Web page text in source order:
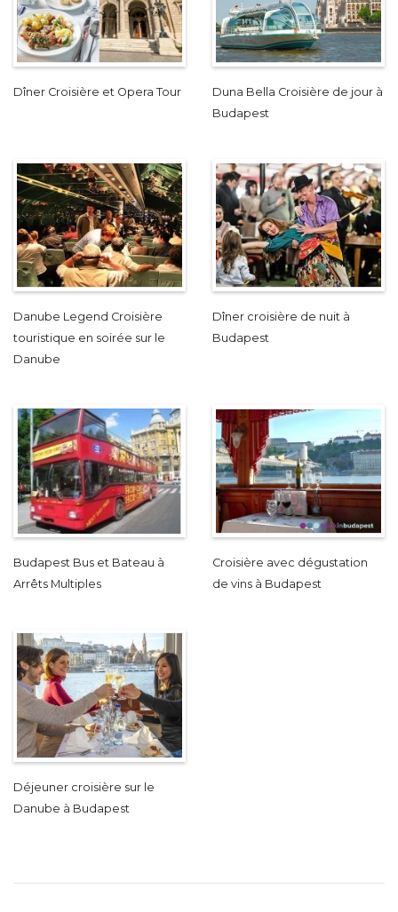
Dîner Croisière et Opera Tour
Duna Bella Croisière de jour à
Budapest
Danube Legend Croisière
touristique en soirée sur le
Danube
Dîner croisière de nuit à
Budapest
Budapest Bus et Bateau à
Arrêts Multiples
Croisière avec dégustation
de vins à Budapest
Déjeuner croisière sur le
Danube à Budapest